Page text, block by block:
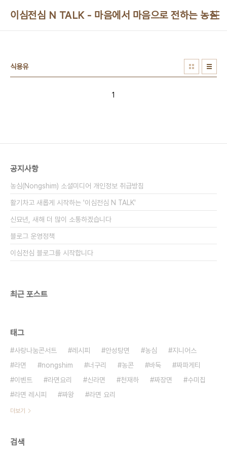
이심전심 N TALK - 마음에서 마음으로 전하는 농심
식용유
1
공지사항
농심(Nongshim) 소셜미디어 개인정보 취급방침
활기차고 새롭게 시작하는 '이심전심 N TALK'
신묘년, 새해 더 많이 소통하겠습니다
블로그 운영정책
이심전심 블로그를 시작합니다
최근 포스트
태그
사랑나눔콘서트 레시피 안성탕면 농심
지니어스
라면
nongshim 너구리 농콘 바둑
짜파게티
이벤트
라면요리 신라면 천재하 짜장면
수미칩
라면 레시피
짜왕 라면 요리
더보기
검색